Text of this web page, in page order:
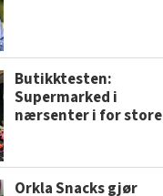
Butikktesten:
Supermarked i
nærsenter i for store
Orkla Snacks gjør